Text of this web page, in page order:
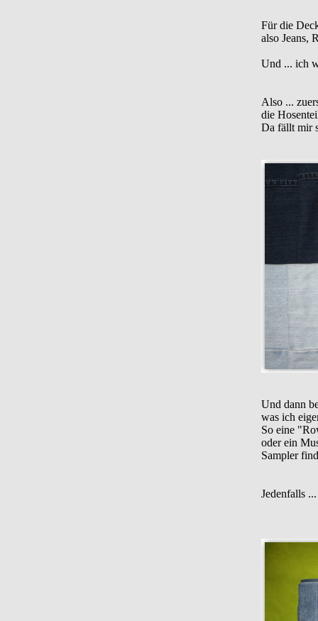
Für die
also Jeans,
Und ... ich
Also ...
die
Da fällt mir
Und dann
was ich
So eine
oder ein
Sampler
Jedenfalls